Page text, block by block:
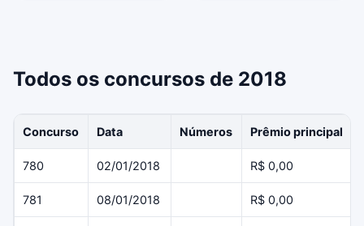
Todos os concursos de 2018
Concurso Data Números Prêmio principal
780 02/01/2018 R$ 0,00
781 08/01/2018 R$ 0,00